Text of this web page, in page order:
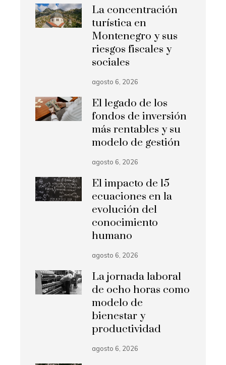
La concentración
turística en
Montenegro y sus
riesgos fiscales y
sociales
agosto 6, 2026
El legado de los
fondos de inversión
más rentables y su
modelo de gestión
agosto 6, 2026
El impacto de 15
ecuaciones en la
evolución del
conocimiento
humano
agosto 6, 2026
La jornada laboral
de ocho horas como
modelo de
bienestar y
productividad
agosto 6, 2026